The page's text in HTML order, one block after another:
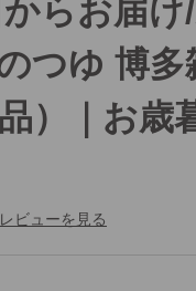
からお届
つゆ 博
）｜お歳
レビューを見る